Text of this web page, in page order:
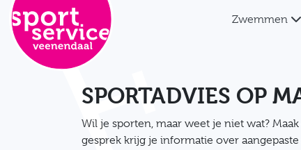
Direct naar de inhoud van de pagina
Zwemmen
SPORTADVIES OP
Wil je sporten, maar weet je niet wat?
gesprek krijg je informatie over